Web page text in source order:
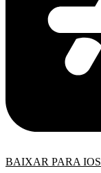
BAIXAR PARA IOS